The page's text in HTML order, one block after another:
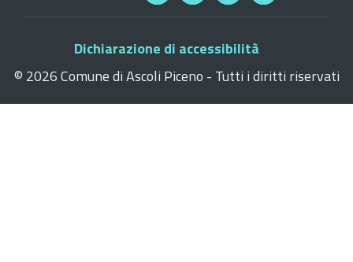
Dichiarazione di accessibilità
© 2026 Comune di Ascoli Piceno - Tutti i diritti riservati